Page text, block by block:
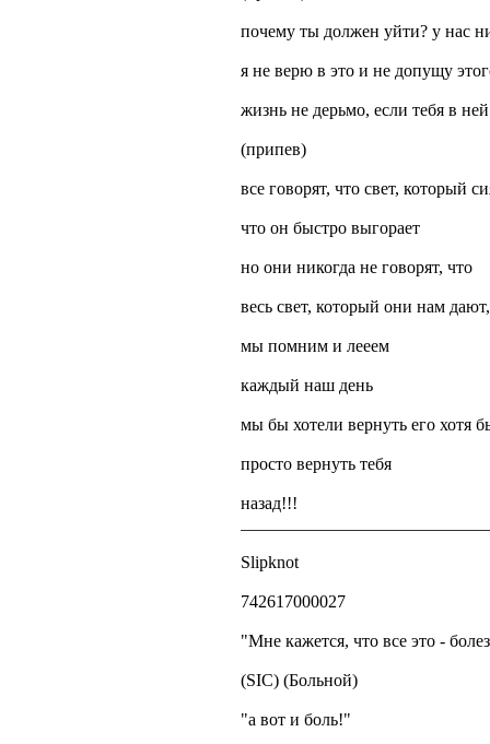
почему ты должен уйти? у нас
я не верю в это и не допущу
жизнь не дерьмо, если тебя в
(припев)
все говорят, что свет, который
что он быстро выгорает
но они никогда не говорят, что
весь свет, который они нам
мы помним и лееем
каждый наш день
мы бы хотели вернуть его хотя
просто вернуть тебя
назад!!!
Slipknot
742617000027
"Мне кажется, что все это -
(SIC) (Больной)
"а вот и боль!"